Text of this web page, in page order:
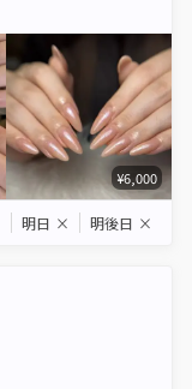
¥6,000
明日 × 明後日 ×